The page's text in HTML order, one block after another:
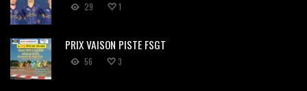
29 1
PRIX VAISON PISTE FSGT
56 3